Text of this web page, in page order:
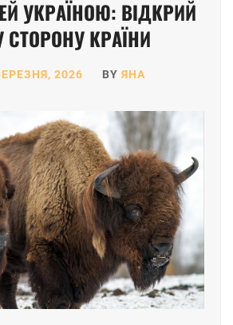
УКРАЇНОЮ: ВІДКРИЙ
КРАЇНИ
2026 BY ЯНА